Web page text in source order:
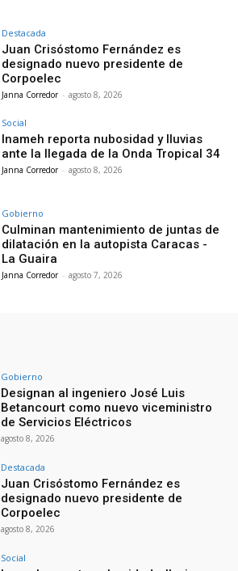
Destacada
Juan Crisóstomo Fernández es
designado nuevo presidente de
Corpoelec
Janna Corredor - agosto 8, 2026
Social
Inameh reporta nubosidad y lluvias
ante la llegada de la Onda Tropical 34
Janna Corredor - agosto 8, 2026
Gobierno
Culminan mantenimiento de juntas de
dilatación en la autopista Caracas -
La Guaira
Janna Corredor - agosto 7, 2026
Gobierno
Designan al ingeniero José Luis
Betancourt como nuevo viceministro
de Servicios Eléctricos
agosto 8, 2026
Destacada
Juan Crisóstomo Fernández es
designado nuevo presidente de
Corpoelec
agosto 8, 2026
Social